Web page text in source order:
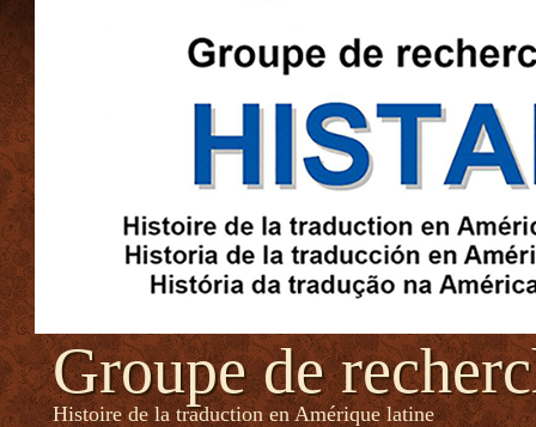
Groupe de
Histoire de la traduction en Amérique latine